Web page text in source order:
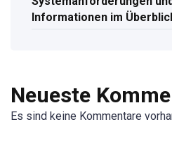
Informationen im
Neueste
Es sind keine Kommentare